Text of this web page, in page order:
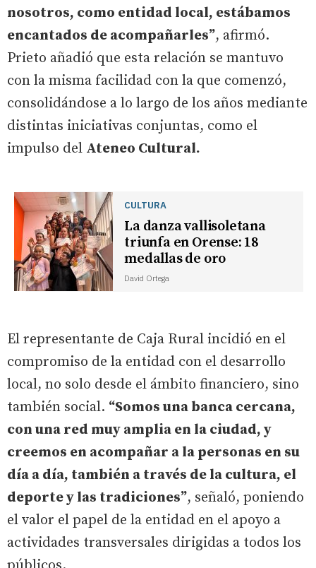
nosotros, como entidad local, estábamos
encantados de acompañarles”, afirmó.
Prieto añadió que esta relación se mantuvo
con la misma facilidad con la que comenzó,
consolidándose a lo largo de los años mediante
distintas iniciativas conjuntas, como el
impulso del Ateneo Cultural.
CULTURA
La danza vallisoletana
triunfa en Orense: 18
medallas de oro
David Ortega
El representante de Caja Rural incidió en el
compromiso de la entidad con el desarrollo
local, no solo desde el ámbito financiero, sino
también social. “Somos una banca cercana,
con una red muy amplia en la ciudad, y
creemos en acompañar a la personas en su
día a día, también a través de la cultura, el
deporte y las tradiciones”, señaló, poniendo
el valor el papel de la entidad en el apoyo a
actividades transversales dirigidas a todos los